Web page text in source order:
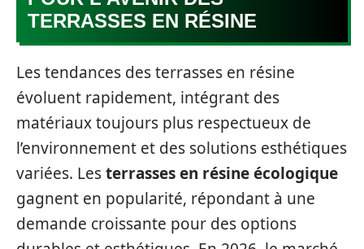
TERRASSES EN RÉSINE
Les tendances des terrasses en résine
évoluent rapidement, intégrant des
matériaux toujours plus respectueux de
l’environnement et des solutions esthétiques
variées. Lesterrasses en résine écologique
gagnent en popularité, répondant à une
demande croissante pour des options